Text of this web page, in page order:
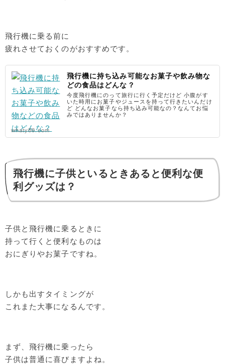
飛行機に乗る前に
疲れさせておくのがおすすめです。
飛行機に持ち込み可能なお菓子や飲み物な
どの食品はどんな？
今度飛行機にのって旅行に行く予定だけど 小腹がす
いた時用にお菓子やジュースを持って行きたいんだけ
ど どんなお菓子なら持ち込み可能なの？なんてお悩
みではありませんか？
whaty88.com
飛行機に子供といるときあると便利な便
利グッズは？
子供と飛行機に乗るときに
持って行くと便利なものは
おにぎりやお菓子ですね。
しかも出すタイミングが
これまた大事になるんです。
まず、飛行機に乗ったら
子供は普通に喜びますよね。